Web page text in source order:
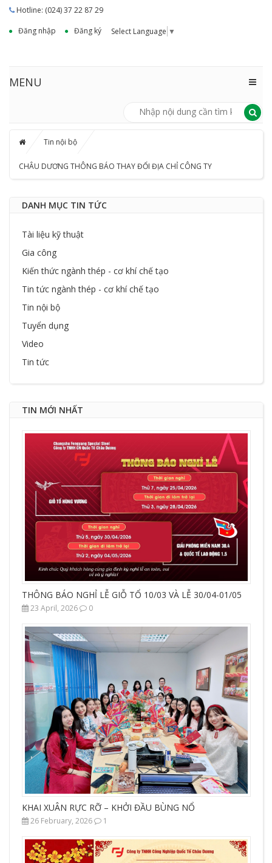
Hotline: (024) 37 22 87 29
Đăng nhập
Đăng ký Select Language ▼
MENU
Tin nội bộ
CHÂU DƯƠNG THÔNG BÁO THAY ĐỔI ĐỊA CHỈ CÔNG TY
DANH MỤC TIN TỨC
Tài liệu kỹ thuật
Gia công
Kiến thức ngành thép - cơ khí chế tạo
Tin tức ngành thép - cơ khí chế tạo
Tin nội bộ
Tuyển dụng
Video
Tin tức
TIN MỚI NHẤT
THÔNG BÁO NGHỈ LỄ GIỖ TỔ 10/03 VÀ LỄ 30/04-01/05
23 April, 2026 0
KHAI XUÂN RỰC RỠ – KHỞI ĐẦU BÙNG NỔ
26 February, 2026 1